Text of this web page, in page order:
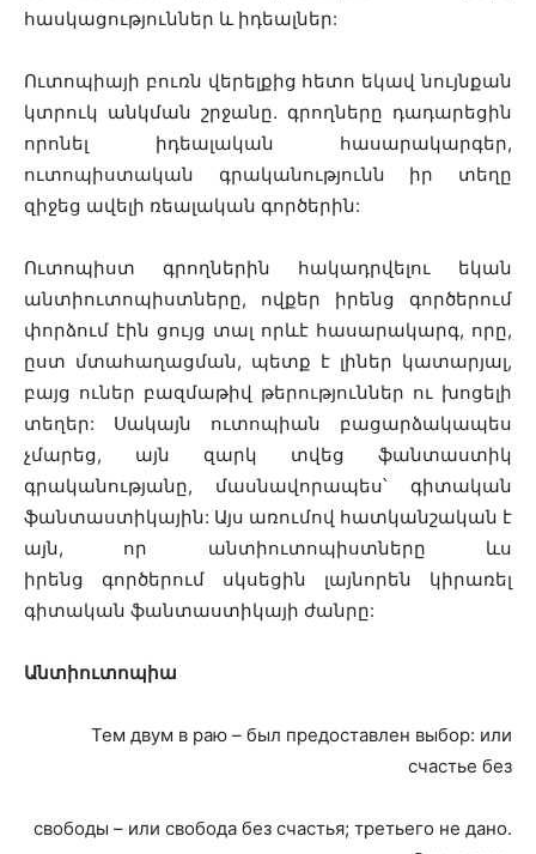
հասկացություններ և իդեալներ:
Ուտոպիայի բուռն վերելքից հետո եկավ նույնքան
կտրուկ անկման շրջանը. գրողները դադարեցին
որոնել իդեալական հասարակարգեր,
ուտոպիստական գրականությունն իր տեղը
զիջեց ավելի ռեալական գործերին:
Ուտոպիստ գրողներին հակադրվելու եկան
անտիուտոպիստները, ովքեր իրենց գործերում
փորձում էին ցույց տալ որևէ հասարակարգ, որը,
ըստ մտահաղացման, պետք է լիներ կատարյալ,
բայց ուներ բազմաթիվ թերություններ ու խոցելի
տեղեր: Սակայն ուտոպիան բացարձակապես
չմարեց, այն զարկ տվեց ֆանտաստիկ
գրականությանը, մասնավորապես՝ գիտական
ֆանտաստիկային: Այս առումով հատկանշական է
այն, որ անտիուտոպիստները ևս
իրենց գործերում սկսեցին լայնորեն կիրառել
գիտական ֆանտաստիկայի ժանրը:
Անտիուտոպիա
Тем двум в раю – был предоставлен выбор: или
счастье без
свободы – или свобода без счастья; третьего не дано.